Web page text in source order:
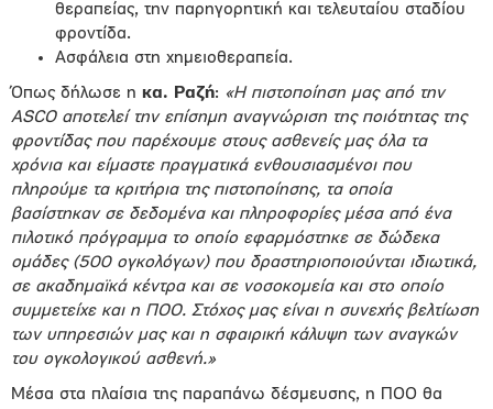
θεραπείας, την παρηγορητική και τελευταίου σταδίου
φροντίδα.
Ασφάλεια στη χημειοθεραπεία.
Όπως δήλωσε η κα. Ραζή: «Η πιστοποίηση μας από την
ASCO αποτελεί την επίσημη αναγνώριση της ποιότητας της
φροντίδας που παρέχουμε στους ασθενείς μας όλα τα
χρόνια και είμαστε πραγματικά ενθουσιασμένοι που
πληρούμε τα κριτήρια της πιστοποίησης, τα οποία
βασίστηκαν σε δεδομένα και πληροφορίες μέσα από ένα
πιλοτικό πρόγραμμα το οποίο εφαρμόστηκε σε δώδεκα
ομάδες (500 ογκολόγων) που δραστηριοποιούνται ιδιωτικά,
σε ακαδημαϊκά κέντρα και σε νοσοκομεία και στο οποίο
συμμετείχε και η ΠΟΟ. Στόχος μας είναι η συνεχής βελτίωση
των υπηρεσιών μας και η σφαιρική κάλυψη των αναγκών
του ογκολογικού ασθενή.»
Μέσα στα πλαίσια της παραπάνω δέσμευσης, η ΠΟΟ θα